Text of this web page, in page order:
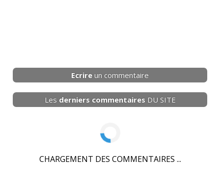
Ecrire un commentaire
Les derniers commentaires DU SITE
CHARGEMENT DES COMMENTAIRES ...